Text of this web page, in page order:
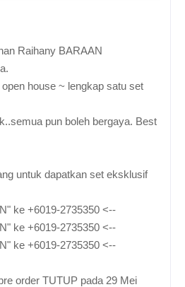
Raihany BARAAN
house ~ lengkap satu set
pun boleh bergaya. Best
untuk dapatkan set eksklusif
ke +6019-2735350 <--
ke +6019-2735350 <--
ke +6019-2735350 <--
order TUTUP pada 29 Mei